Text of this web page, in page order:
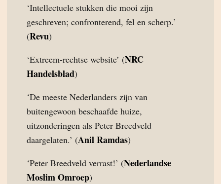
‘Intellectuele stukken die mooi zijn
geschreven; confronterend, fel en scherp.’
(Revu)
‘Extreem-rechtse website’ (NRC
Handelsblad)
‘De meeste Nederlanders zijn van
buitengewoon beschaafde huize,
uitzonderingen als Peter Breedveld
daargelaten.’ (Anil Ramdas)
‘Peter Breedveld verrast!’ (Nederlandse
Moslim Omroep)